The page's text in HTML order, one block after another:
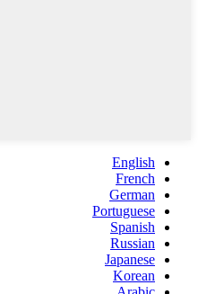
English
French
German
Portuguese
Spanish
Russian
Japanese
Korean